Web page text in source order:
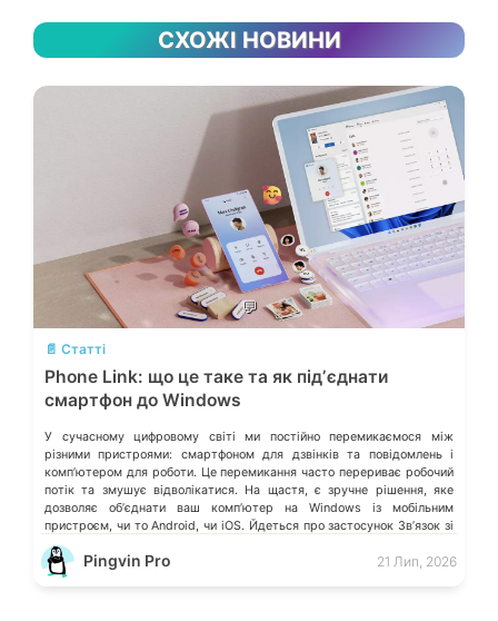
СХОЖІ НОВИНИ
💬
📄 Статті
Phone Link: що це таке та як підʼєднати
смартфон до Windows
У сучасному цифровому світі ми постійно перемикаємося між
різними пристроями: смартфоном для дзвінків та повідомлень і
компʼютером для роботи. Це перемикання часто перериває робочий
потік та змушує відволікатися. На щастя, є зручне рішення, яке
дозволяє обʼєднати ваш компʼютер на Windows із мобільним
пристроєм, чи то Android, чи iOS. Йдеться про застосунок Звʼязок зі
смартфоном (Phone Link) від Microsoft, що перетворює ваш ПК на
своєрідний «міст» до функцій смартфона.
Pingvin Pro 21 Лип, 2026